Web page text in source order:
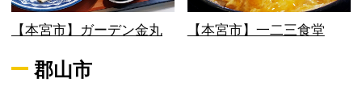
【本宮市】ガーデン金丸 【本宮市】一二三食堂
郡山市